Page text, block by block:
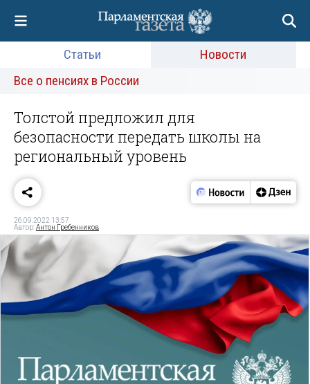
Статьи
Новости
Все о пенсиях в России
Толстой предложил для
безопасности передать школы на
региональный уровень
26.09.2022 13:57
Автор:Антон Гребенников